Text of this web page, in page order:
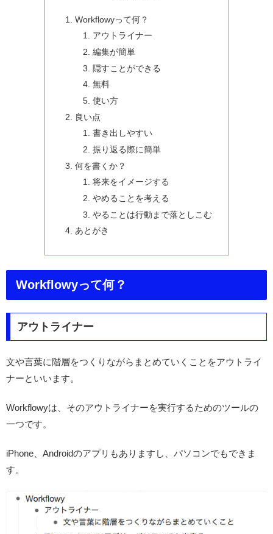
Workflowyって何？
アウトライナー
編集が簡単
隠すことができる
無料
使い方
良い点
書き出しやすい
振り返る際に簡単
何を書くか？
将来をイメージする
やめることを考える
やることは行動まで落としこむ
あとがき
Workflowyって何？
アウトライナー
文や言葉に階層をつくりながらまとめていくことをアウトライ
ナーといいます。
Workflowyは、そのアウトライナーを実行するためのツールの
一つです。
iPhone、Androidのアプリもありますし、パソコンでもできま
す。